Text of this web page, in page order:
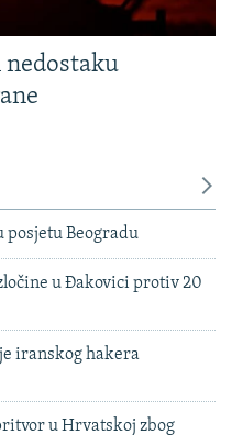
posjetu Beogradu
u Đakovici protiv 20
iranskog hakera
u Hrvatskoj zbog